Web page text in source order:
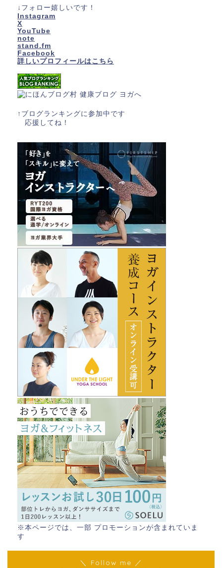
↓フォロー嬉しいです！
Instagram
X
YouTube
note
stand.fm
Facebook
詳しいプロフィールはこちら
↑ブログランキングに参加中です
応援してね！
※本ページでは、一部 プロモーションが含まれていま
す
＼ Follow me ／